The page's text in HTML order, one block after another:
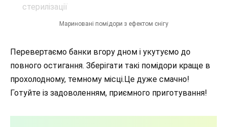
Мариновані помідори з ефектом снігу
Перевертаємо банки вгору дном і укутуємо до
повного остигання. Зберігати такі помідори краще в
прохолодному, темному місці.Це дуже смачно!
Готуйте із задоволенням, приємного приготування!